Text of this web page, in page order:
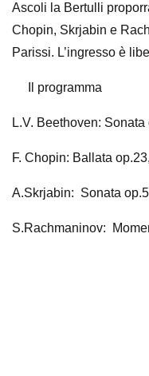
Ascoli la Bertulli
Chopin, Skrjabin e
Parissi. L’ingresso è
Il programma
L.V. Beethoven: Sonata
F. Chopin: Ballata
A.Skrjabin: Sonata
S.Rachmaninov: